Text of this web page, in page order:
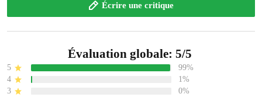
Écrire une critique
Évaluation globale: 5/5
5
99%
4
1%
3
0%